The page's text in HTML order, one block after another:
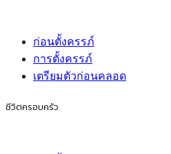
ก่อนตั้งครรภ์
การตั้งครรภ์
เตรียมตัวก่อนคลอด
ชีวิตครอบครัว